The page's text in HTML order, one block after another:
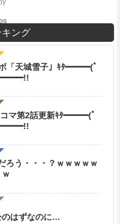
キング
ボ「天城雪子」ｷﾀ━━━(ﾟ
コマ第2話更新ｷﾀ━━━(ﾟ
ろう・・・？ｗｗｗｗｗ
ｗ
のはずなのに…